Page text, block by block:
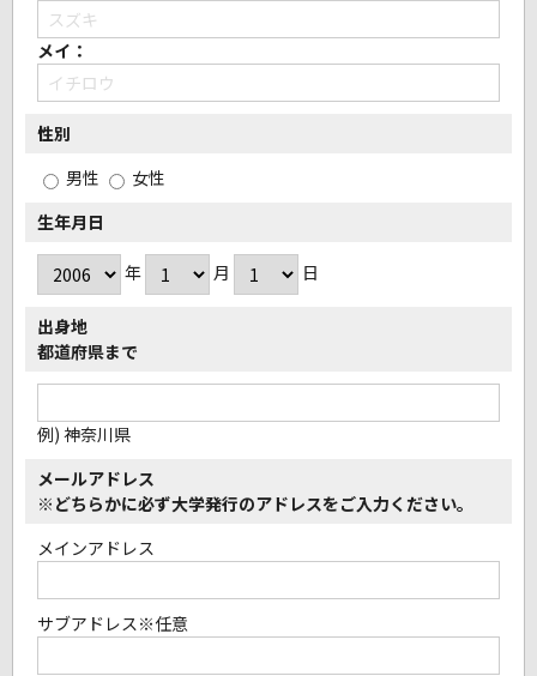
メイ：
性別
男性
女性
生年月日
年 月 日
出身地
都道府県まで
例) 神奈川県
メールアドレス
※どちらかに必ず大学発行のアドレスをご入力ください。
メインアドレス
サブアドレス※任意